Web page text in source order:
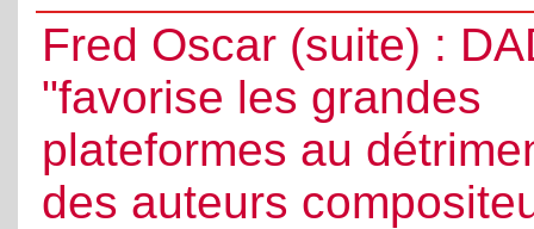
Fred Oscar (suite) :
"favorise les grandes
plateformes au
des auteurs